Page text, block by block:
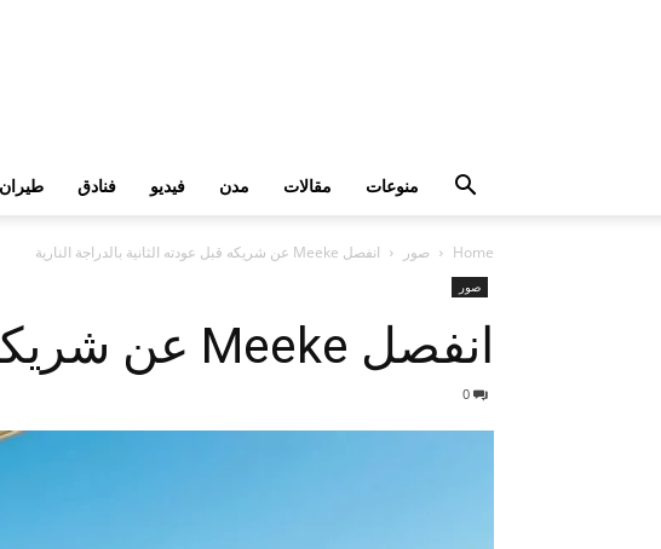
طيران فنادق فيديو مدن مقالات منوعات
Home صور انفصل Meeke عن شريكه قبل عودته الثانية بالدراجة النارية
صور
انفصل Meeke عن شريكه قبل عودته الثانية بالدراجة النارية